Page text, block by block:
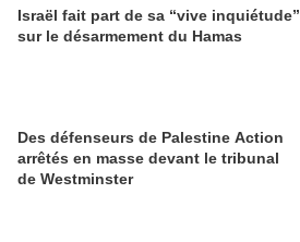
Israël fait part de sa “vive inquiétude”
sur le désarmement du Hamas
Des défenseurs de Palestine Action
arrêtés en masse devant le tribunal
de Westminster